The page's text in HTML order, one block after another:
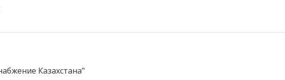
Казахстана"